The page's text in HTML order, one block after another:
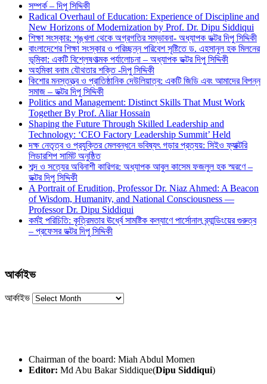
সম্পর্ক – দিপু সিদ্দিকী
Radical Overhaul of Education: Experience of Discipline and
New Horizons of Modernization by Prof. Dr. Dipu Siddiqui
শিক্ষা সংস্কার: শৃঙ্খলা থেকে অগ্রগতির সম্ভাবনা- অধ্যাপক ডক্টর দিপু সিদ্দিকী
বাংলাদেশের শিক্ষা সংস্কার ও পরিচ্ছন্ন পরিবেশ সৃষ্টিতে ড. এহসানুল হক মিলনের
ভূমিকা: একটি বিশ্লেষণাত্মক পর্যালোচনা – অধ্যাপক ডক্টর দিপু সিদ্দিকী
অহমিকা বনাম যৌথতার শক্তি -দিপু সিদ্দিকী
কিশোর মনস্তত্ত্ব ও প্রাতিষ্ঠানিক দেউলিয়াত্ব: একটি জিডি এবং আমাদের বিপন্ন
সমাজ – ডক্টর দিপু সিদ্দিকী
Politics and Management: Distinct Skills That Must Work
Together By Prof. Aliar Hossain
Shaping the Future Through Skilled Leadership and
Technology: ‘CEO Factory Leadership Summit’ Held
দক্ষ নেতৃত্ব ও প্রযুক্তির মেলবন্ধনে ভবিষ্যৎ গড়ার প্রত্যয়: সিইও ফ্যাক্টরি
লিডারশিপ সামিট অনুষ্ঠিত
শব্দ ও সত্যের অবিনাশী কারিগর: অধ্যাপক আবুল কাসেম ফজলুল হক স্মরণে –
ডক্টর দিপু সিদ্দিকী
A Portrait of Erudition, Professor Dr. Niaz Ahmed: A Beacon
of Wisdom, Humanity, and National Consciousness —
Professor Dr. Dipu Siddiqui
কর্মই পরিচিতি: কৃত্রিমতার ঊর্ধ্বে সামষ্টিক কল্যাণে পার্সোনাল ব্র্যান্ডিংয়ের গুরুত্ব
– প্রফেসর ডক্টর দিপু সিদ্দিকী
আর্কাইভ
আর্কাইভ
Chairman of the board: Miah Abdul Momen
Editor: Md Abu Bakar Siddique(Dipu Siddiqui)